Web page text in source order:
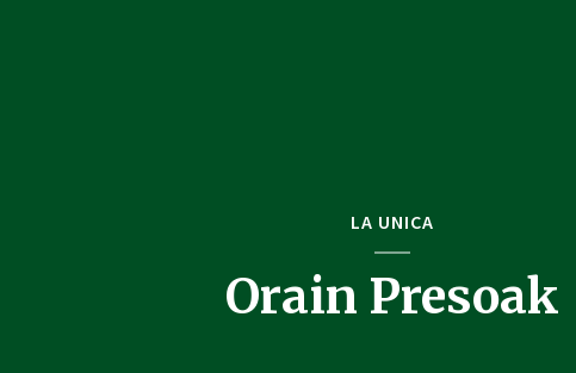
LA UNICA
Orain Presoak